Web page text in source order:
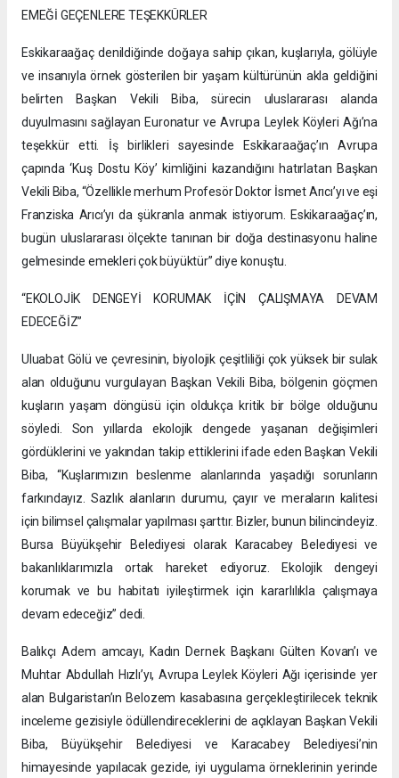
EMEĞİ GEÇENLERE TEŞEKKÜRLER
Eskikaraağaç denildiğinde doğaya sahip çıkan, kuşlarıyla, gölüyle
ve insanıyla örnek gösterilen bir yaşam kültürünün akla geldiğini
belirten Başkan Vekili Biba, sürecin uluslararası alanda
duyulmasını sağlayan Euronatur ve Avrupa Leylek Köyleri Ağı’na
teşekkür etti. İş birlikleri sayesinde Eskikaraağaç’ın Avrupa
çapında ‘Kuş Dostu Köy’ kimliğini kazandığını hatırlatan Başkan
Vekili Biba, “Özellikle merhum Profesör Doktor İsmet Arıcı’yı ve eşi
Franziska Arıcı’yı da şükranla anmak istiyorum. Eskikaraağaç’ın,
bugün uluslararası ölçekte tanınan bir doğa destinasyonu haline
gelmesinde emekleri çok büyüktür” diye konuştu.
“EKOLOJİK DENGEYİ KORUMAK İÇİN ÇALIŞMAYA DEVAM
EDECEĞİZ”
Uluabat Gölü ve çevresinin, biyolojik çeşitliliği çok yüksek bir sulak
alan olduğunu vurgulayan Başkan Vekili Biba, bölgenin göçmen
kuşların yaşam döngüsü için oldukça kritik bir bölge olduğunu
söyledi. Son yıllarda ekolojik dengede yaşanan değişimleri
gördüklerini ve yakından takip ettiklerini ifade eden Başkan Vekili
Biba, “Kuşlarımızın beslenme alanlarında yaşadığı sorunların
farkındayız. Sazlık alanların durumu, çayır ve meraların kalitesi
için bilimsel çalışmalar yapılması şarttır. Bizler, bunun bilincindeyiz.
Bursa Büyükşehir Belediyesi olarak Karacabey Belediyesi ve
bakanlıklarımızla ortak hareket ediyoruz. Ekolojik dengeyi
korumak ve bu habitatı iyileştirmek için kararlılıkla çalışmaya
devam edeceğiz” dedi.
Balıkçı Adem amcayı, Kadın Dernek Başkanı Gülten Kovan’ı ve
Muhtar Abdullah Hızlı’yı, Avrupa Leylek Köyleri Ağı içerisinde yer
alan Bulgaristan’ın Belozem kasabasına gerçekleştirilecek teknik
inceleme gezisiyle ödüllendireceklerini de açıklayan Başkan Vekili
Biba, Büyükşehir Belediyesi ve Karacabey Belediyesi’nin
himayesinde yapılacak gezide, iyi uygulama örneklerinin yerinde